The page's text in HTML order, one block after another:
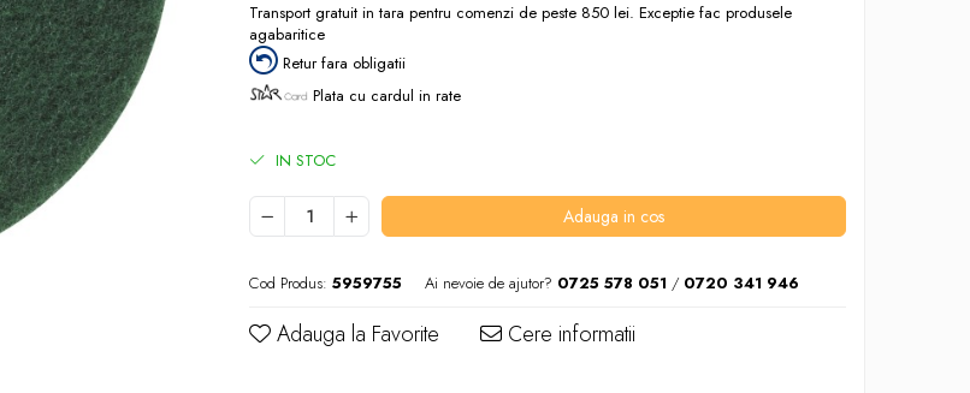
Transport gratuit in tara pentru comenzi de peste 850 lei. Exceptie fac produsele
agabaritice
Retur fara obligatii
Plata cu cardul in rate
IN STOC
Adauga in cos
Cod Produs: 5959755 Ai nevoie de ajutor? 0725 578 051 / 0720 341 946
Adauga la Favorite Cere informatii